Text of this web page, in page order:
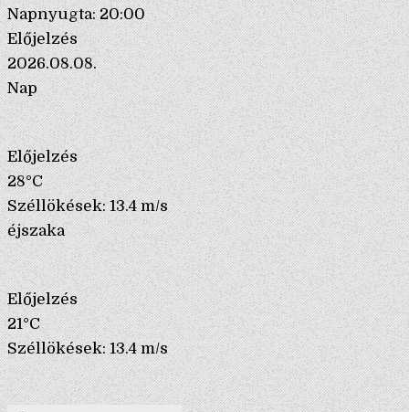
Napnyugta: 20:00
Előjelzés
2026.08.08.
Nap
Előjelzés
28°C
Széllökések: 13.4 m/s
éjszaka
Előjelzés
21°C
Széllökések: 13.4 m/s